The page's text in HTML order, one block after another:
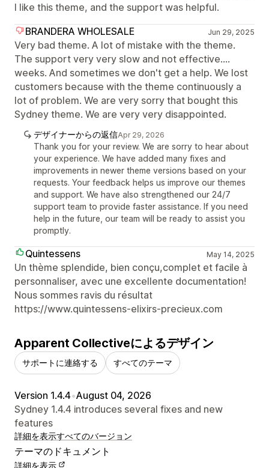
I like this theme, and the support was helpful.
BRANDERA WHOLESALE
Jun 29, 2025
Very bad theme. A lot of mistake with the theme.
The support very very slow and not effective....
weeks. And sometimes we don't get a help. We lost
customers because with the theme continuously a
lot of problem. We are very sorry that bought this
Sydney theme. We are very very disappointed.
デザイナーからの返信Apr 29, 2026
Thank you for your review. We are sorry to hear about
your experience. We have added many fixes and
improvements in newer theme versions based on your
requests. Your feedback helps us improve our themes
and support. We have also strengthened our 24/7
support team to provide faster assistance. If you need
help in the future, our team will be ready to assist you
promptly.
Quintessens May 14, 2025
Un thème splendide, bien conçu,complet et facile à
personnaliser, avec une excellente documentation!
Nous sommes ravis du résultat
https://www.quintessens-elixirs-precieux.com
Apparent Collectiveによるデザイン
サポートに連絡する すべてのテーマ
Version 1.4.4•August 04, 2026
Sydney 1.4.4 introduces several fixes and new
features
詳細を表示すべてのバージョン
テーマのドキュメント
詳細を表示